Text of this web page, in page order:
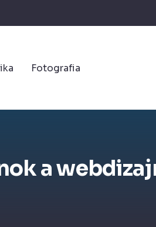
Fotografia
a